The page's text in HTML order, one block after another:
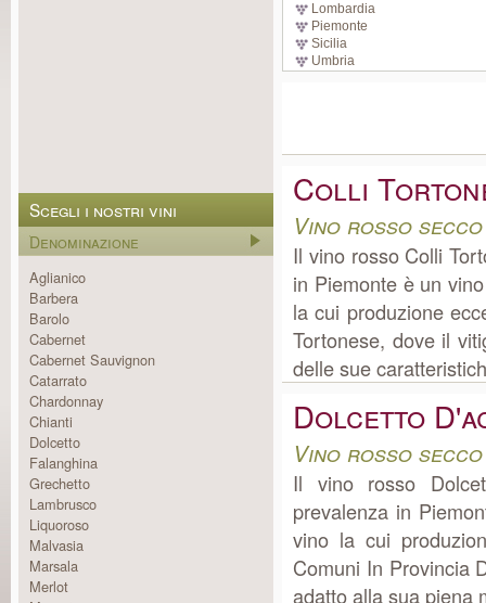
Scegli i nostri vini
Denominazione
Aglianico
Barbera
Barolo
Cabernet
Cabernet Sauvignon
Catarrato
Chardonnay
Chianti
Dolcetto
Falanghina
Grechetto
Lambrusco
Liquoroso
Malvasia
Marsala
Merlot
Lombardia
Piemonte
Sicilia
Umbria
Colli
Vino rosso secco
Il vino rosso Colli
in Piemonte è un
la cui produzione
Tortonese, dove il
delle sue
Dolcetto
Vino rosso secco
Il vino rosso
prevalenza in
vino la cui
Comuni In Provincia
adatto alla sua piena